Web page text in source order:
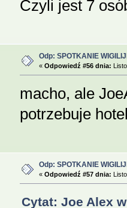
Czyli jest 7
Odp: SPOTKANIE
« Odpowiedź #56 dnia:
macho, ale
potrzebuje
Odp: SPOTKANIE
« Odpowiedź #57 dnia:
Cytat: Joe Alex